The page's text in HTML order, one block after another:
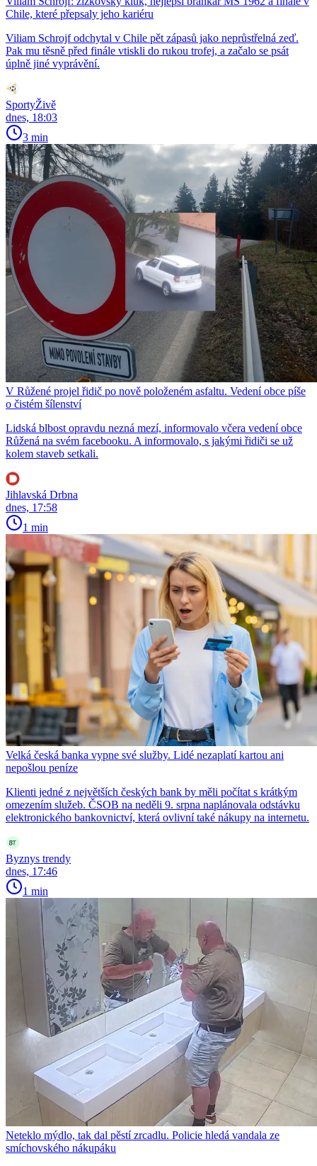
Chile, které přepsaly jeho kariéru
Viliam Schrojf odchytal v Chile pět zápasů jako neprůstřelná zeď.
Pak mu těsně před finále vtiskli do rukou trofej, a začalo se psát
úplně jiné vyprávění.
SportyŽivě
dnes, 18:03
3 min
V Růžené projel řidič po nově položeném asfaltu. Vedení obce píše
o čistém šílenství
Lidská blbost opravdu nezná mezí, informovalo včera vedení obce
Růžená na svém facebooku. A informovalo, s jakými řidiči se už
kolem staveb setkali.
Jihlavská Drbna
dnes, 17:58
1 min
Velká česká banka vypne své služby. Lidé nezaplatí kartou ani
nepošlou peníze
Klienti jedné z největších českých bank by měli počítat s krátkým
omezením služeb. ČSOB na neděli 9. srpna naplánovala odstávku
elektronického bankovnictví, která ovlivní také nákupy na internetu.
Byznys trendy
dnes, 17:46
1 min
Neteklo mýdlo, tak dal pěstí zrcadlu. Policie hledá vandala ze
smíchovského nákupáku